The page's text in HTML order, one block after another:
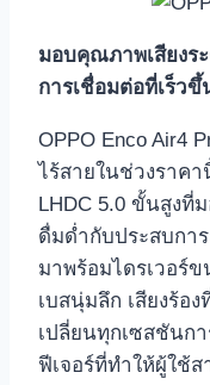
มอบคุณภาพเสียงร
การเชื่อมต่อที่เร็ว
OPPO Enco Air4
ไร้สายในช่วงราค
LHDC 5.0 ขั้นสูงที่
ดื่มด่ำกับประสบก
มาพร้อมไดรเวอร์
เบสนุ่มลึก เสียงร้อ
เปลี่ยนทุกเซสชันก
ฟีเจอร์ที่ทำให้ผู้ใช้ส